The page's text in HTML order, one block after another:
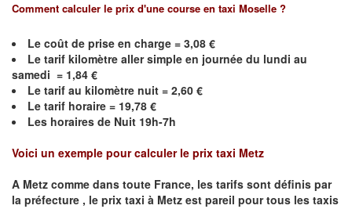
Comment calculer le prix d'une course en taxi Moselle ?
Le coût de prise en charge = 3,08 €
Le tarif kilomètre aller simple en journée du lundi au
samedi = 1,84 €
Le tarif au kilomètre nuit = 2,60 €
Le tarif horaire = 19,78 €
Les horaires de Nuit 19h-7h
Voici un exemple pour calculer le prix taxi Metz
A Metz comme dans toute France, les tarifs sont définis par
la préfecture , le prix taxi à Metz est pareil pour tous les taxis